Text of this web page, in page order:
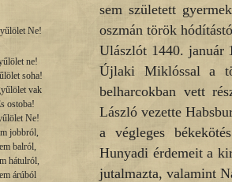
yűlölet Ne!
ne!
soha!
vak
ostoba!
Ne!
jobbról,
balról,
hátulról,
árúból
sem született
oszmán török
Ulászlót 1440. január
Újlaki Miklóssal a
belharcokban vett
László vezette
a végleges
Hunyadi érdemeit a
jutalmazta, valamint